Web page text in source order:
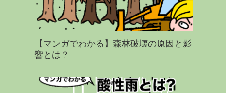
【マンガでわかる】森林破壊の原因と影
響とは？